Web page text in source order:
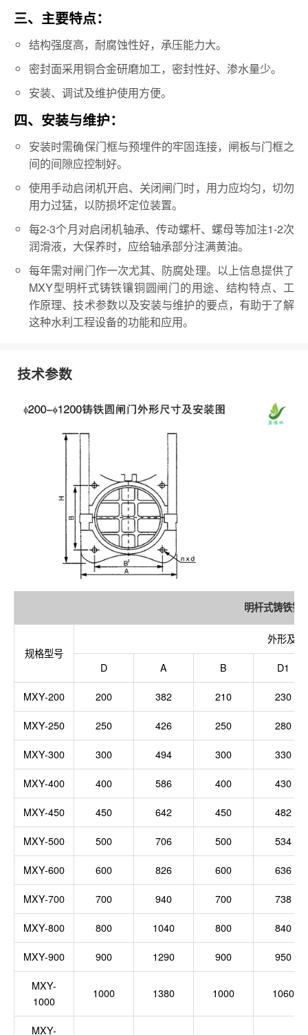
三、主要特点：
结构强度高，耐腐蚀性好，承压能力大。
密封面采用铜合金研磨加工，密封性好、渗水量少。
安装、调试及维护使用方便。
四、安装与维护：
安装时需确保门框与预埋件的牢固连接，闸板与门框之
间的间隙应控制好。
使用手动启闭机开启、关闭闸门时，用力应均匀，切勿
用力过猛，以防损坏定位装置。
每2-3个月对启闭机轴承、传动螺杆、螺母等加注1-2次
润滑液，大保养时，应给轴承部分注满黄油。
每年需对闸门作一次尤其、防腐处理。以上信息提供了
MXY型明杆式铸铁镶铜圆闸门的用途、结构特点、工
作原理、技术参数以及安装与维护的要点，有助于了解
这种水利工程设备的功能和应用。
技术参数
明杆式铸铁
规格型号
外形及
D A B D1
MXY-200 200 382 210 230
MXY-250 250 426 250 280
MXY-300 300 494 300 330
MXY-400 400 586 400 430
MXY-450 450 642 450 482
MXY-500 500 706 500 534
MXY-600 600 826 600 636
MXY-700 700 940 700 738
MXY-800 800 1040 800 840
MXY-900 900 1290 900 950
MXY-
1000
1000 1380 1000 1060
MXY-